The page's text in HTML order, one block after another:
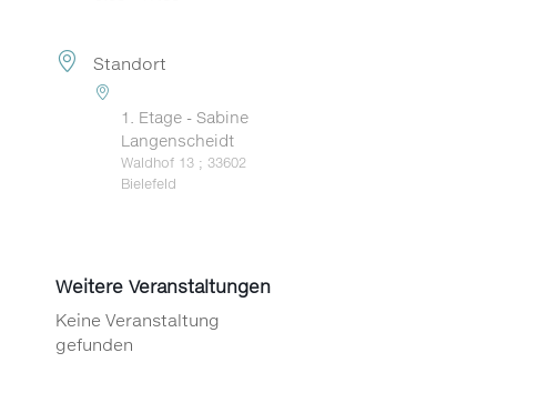
Standort
1. Etage - Sabine
Langenscheidt
Waldhof 13 ; 33602
Bielefeld
Weitere Veranstaltungen
Keine Veranstaltung
gefunden